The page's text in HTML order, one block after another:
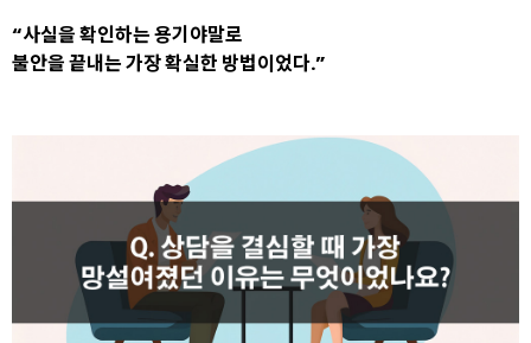
“사실을 확인하는 용기야말로
불안을 끝내는 가장 확실한 방법이었다.”